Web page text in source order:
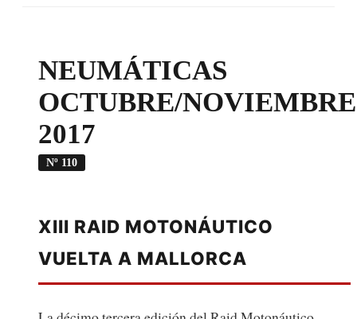
NEUMÁTICAS
OCTUBRE/NOVIEMBRE
2017
Nº 110
XIII RAID MOTONÁUTICO
VUELTA A MALLORCA